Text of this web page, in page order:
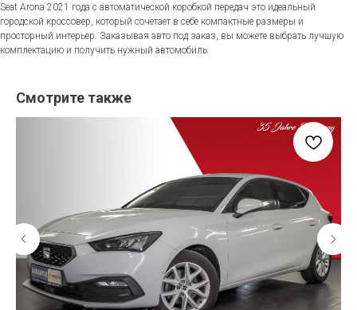
Seat Arona 2021 года с автоматической коробкой передач это идеальный
городской кроссовер, который сочетает в себе компактные размеры и
просторный интерьер. Заказывая авто под заказ, вы можете выбрать лучшую
комплектацию и получить нужный автомобиль.
Смотрите также